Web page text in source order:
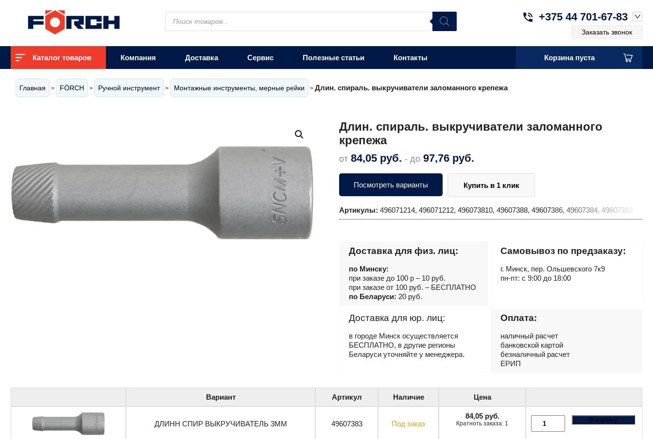
Поиск
товаров
+375 44 701-67-83
Заказать звонок
Каталог товаров Компания Доставка Сервис Полезные статьи Контакты Корзина пуста
Главная > FÖRCH > Ручной инструмент > Монтажные инструменты, мерные рейки > Длин. спираль. выкручиватели заломанного крепежа
Длин. спираль. выкручиватели заломанного
крепежа
от 84,05 руб. - до 97,76 руб.
Посмотреть варианты Купить в 1 клик
Артикулы: 496071214, 496071212, 496073810, 49607388, 49607386, 49607384, 49607383
Доставка для физ. лиц:
по Минску:
при заказе до 100 р – 10 руб.
при заказе от 100 руб. – БЕСПЛАТНО
по Беларуси: 20 руб.
Самовывоз по предзаказу:
г. Минск, пер. Ольшевского 7к9
пн-пт: с 9:00 до 18:00
Доставка для юр. лиц:
в городе Минск осуществляется
БЕСПЛАТНО, в другие регионы
Беларуси уточняйте у менеджера.
Оплата:
наличный расчет
банковской картой
безналичный расчет
ЕРИП
Вариант Артикул Наличие Цена
ДЛИНН СПИР ВЫКРУЧИВАТЕЛЬ 3MM 49607383 Под заказ
84,05 руб.
Кратноть заказа: 1 В корзину